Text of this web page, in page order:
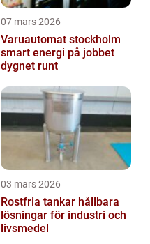
07 mars 2026
Varuautomat stockholm
smart energi på jobbet
dygnet runt
03 mars 2026
Rostfria tankar hållbara
lösningar för industri och
livsmedel